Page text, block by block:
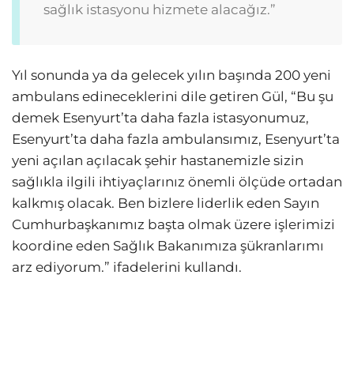
sağlık istasyonu hizmete alacağız.”
Yıl sonunda ya da gelecek yılın başında 200 yeni
ambulans edineceklerini dile getiren Gül, “Bu şu
demek Esenyurt’ta daha fazla istasyonumuz,
Esenyurt’ta daha fazla ambulansımız, Esenyurt’ta
yeni açılan açılacak şehir hastanemizle sizin
sağlıkla ilgili ihtiyaçlarınız önemli ölçüde ortadan
kalkmış olacak. Ben bizlere liderlik eden Sayın
Cumhurbaşkanımız başta olmak üzere işlerimizi
koordine eden Sağlık Bakanımıza şükranlarımı
arz ediyorum.” ifadelerini kullandı.